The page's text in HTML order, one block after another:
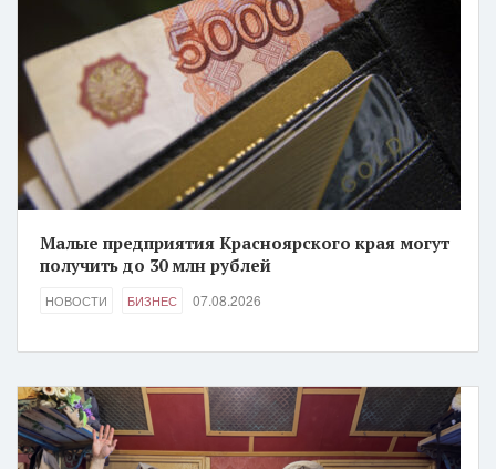
Малые предприятия Красноярского края могут
получить до 30 млн рублей
НОВОСТИ БИЗНЕС 07.08.2026